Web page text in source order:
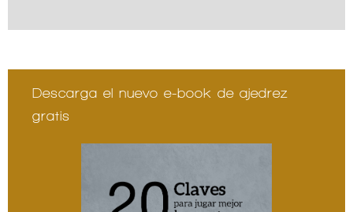
Descarga el nuevo e-book de ajedrez
gratis